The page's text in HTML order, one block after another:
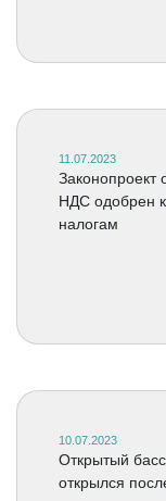
11.07.2023
Законопроект
НДС одобрен
налогам
10.07.2023
Открытый
открылся